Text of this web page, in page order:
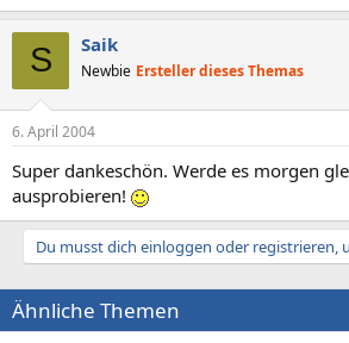
S Saik
Newbie Ersteller dieses Themas
6. April 2004
Super dankeschön. Werde es morgen
ausprobieren!
Du musst dich einloggen oder registrieren,
Ähnliche Themen